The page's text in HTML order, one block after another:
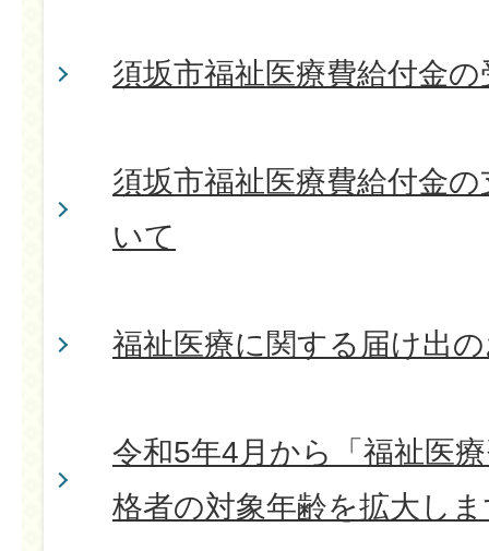
須坂市福祉医療費給付金
須坂市福祉医療費給付金
いて
福祉医療に関する届け出
令和5年4月から「福祉医
格者の対象年齢を拡大し